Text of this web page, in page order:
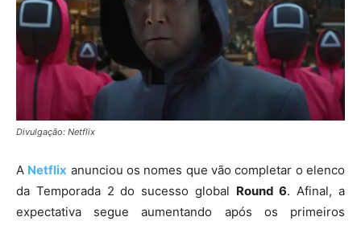
Divulgação: Netflix
A Netflix anunciou os nomes que vão completar o elenco
da Temporada 2 do sucesso global Round 6. Afinal, a
expectativa segue aumentando após os primeiros